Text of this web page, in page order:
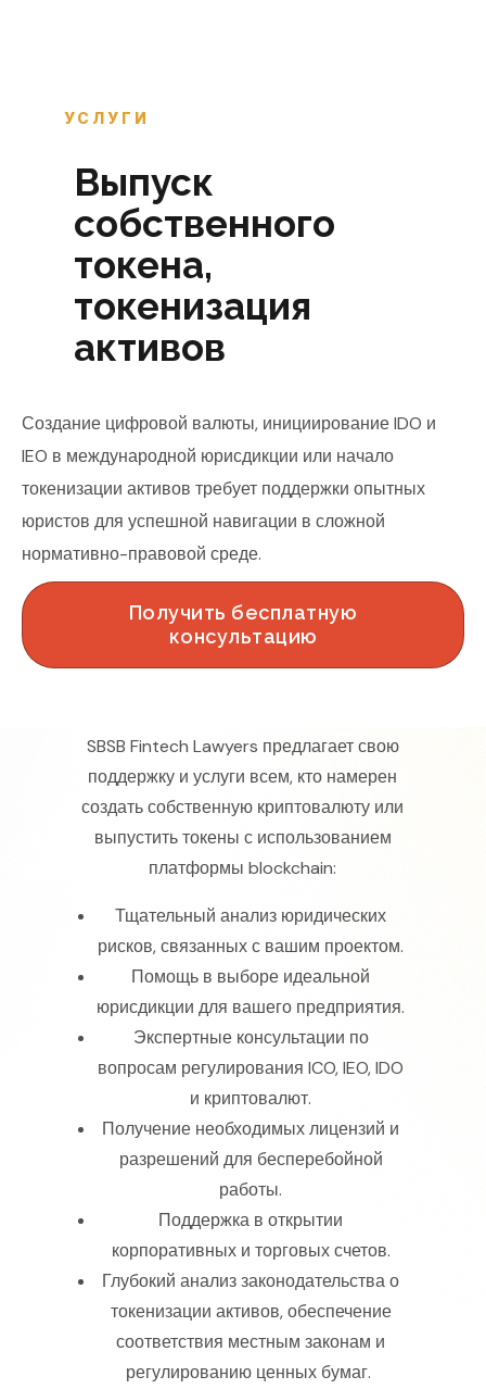
УСЛУГИ
Выпуск
собственного
токена,
токенизация
активов
Создание цифровой валюты, инициирование IDO и
IEO в международной юрисдикции или начало
токенизации активов требует поддержки опытных
юристов для успешной навигации в сложной
нормативно-правовой среде.
Получить бесплатную
консультацию
SBSB Fintech Lawyers предлагает свою
поддержку и услуги всем, кто намерен
создать собственную криптовалюту или
выпустить токены с использованием
платформы blockchain:
Тщательный анализ юридических
рисков, связанных с вашим проектом.
Помощь в выборе идеальной
юрисдикции для вашего предприятия.
Экспертные консультации по
вопросам регулирования ICO, IEO, IDO
и криптовалют.
Получение необходимых лицензий и
разрешений для бесперебойной
работы.
Поддержка в открытии
корпоративных и торговых счетов.
Глубокий анализ законодательства о
токенизации активов, обеспечение
соответствия местным законам и
регулированию ценных бумаг.